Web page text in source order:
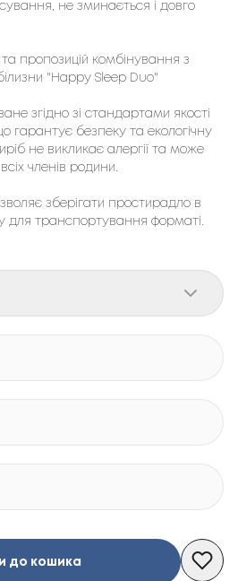
не зминається і довго
та пропозицій комбінування з
"Happy Sleep Duo"
згідно зі стандартами якості
гарантує безпеку та екологічну
не викликає алергії та може
членів родини.
зберігати простирадло в
для транспортування форматі.
до кошика